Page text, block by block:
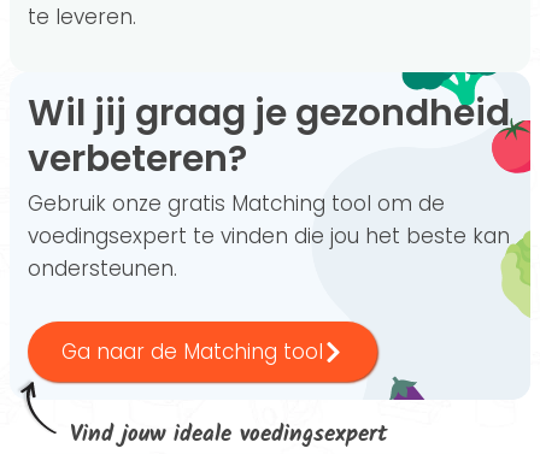
te leveren.
Wil jij graag je gezondheid
verbeteren?
Gebruik onze gratis Matching tool om de
voedingsexpert te vinden die jou het beste kan
ondersteunen.
Ga naar de Matching tool
Vind jouw ideale voedingsexpert